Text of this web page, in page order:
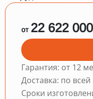
от 22 622
Гарантия: от 12
Доставка: по
Сроки